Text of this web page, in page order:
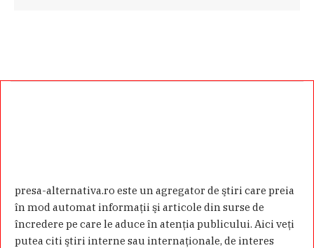
presa-alternativa.ro este un agregator de ştiri care preia
în mod automat informaţii şi articole din surse de
încredere pe care le aduce în atenţia publicului. Aici veţi
putea citi ştiri interne sau internaţionale, de interes